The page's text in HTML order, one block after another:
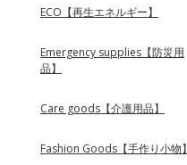
ECO【再生エネルギー】
Emergency supplies【防災用
品】
Care goods【介護用品】
Fashion Goods【手作り小物】